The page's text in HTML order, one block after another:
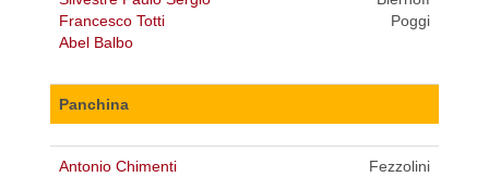
Francesco Totti
Abel Balbo
Poggi
Panchina
Antonio Chimenti
Fezzolini